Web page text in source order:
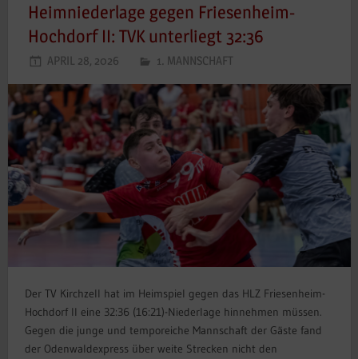
Heimniederlage gegen Friesenheim-
Hochdorf II: TVK unterliegt 32:36
APRIL 28, 2026 1. MANNSCHAFT
Der TV Kirchzell hat im Heimspiel gegen das HLZ Friesenheim-
Hochdorf II eine 32:36 (16:21)-Niederlage hinnehmen müssen.
Gegen die junge und temporeiche Mannschaft der Gäste fand
der Odenwaldexpress über weite Strecken nicht den